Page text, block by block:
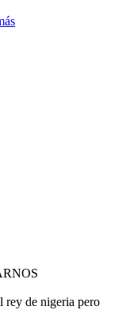
rey de nigeria pero